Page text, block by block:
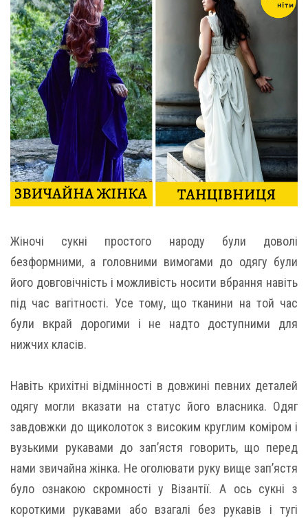
Жіночі сукні простого народу були доволі
безформними, а головними вимогами до одягу були
його довговічність і можливість носити вбрання навіть
під час вагітності. Усе тому, що тканини на той час
були вкрай дорогими і не надто доступними для
нижчих класів.
Навіть крихітні відмінності в довжині певних деталей
одягу могли вказати на статус його власника. Одяг
завдовжки до щиколоток з високим круглим коміром і
вузькими рукавами до зап’ястя говорить, що перед
нами звичайна жінка. Не оголювати руку вище зап’ястя
було ознакою скромності у Візантії. А ось сукні з
короткими рукавами або взагалі без рукавів і тугі